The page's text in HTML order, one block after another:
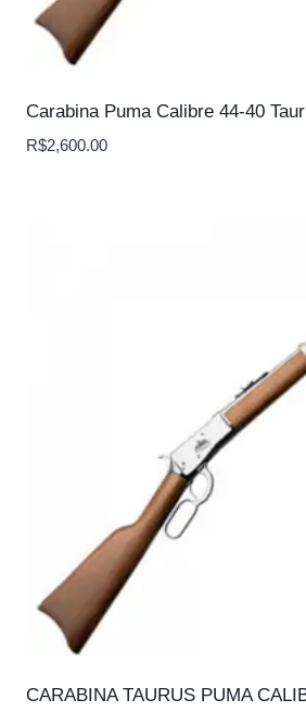
Carabina Puma Calibre 44-40
R$2,600.00
CARABINA TAURUS PUMA